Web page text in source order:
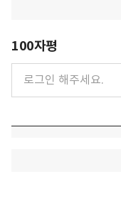
100자평